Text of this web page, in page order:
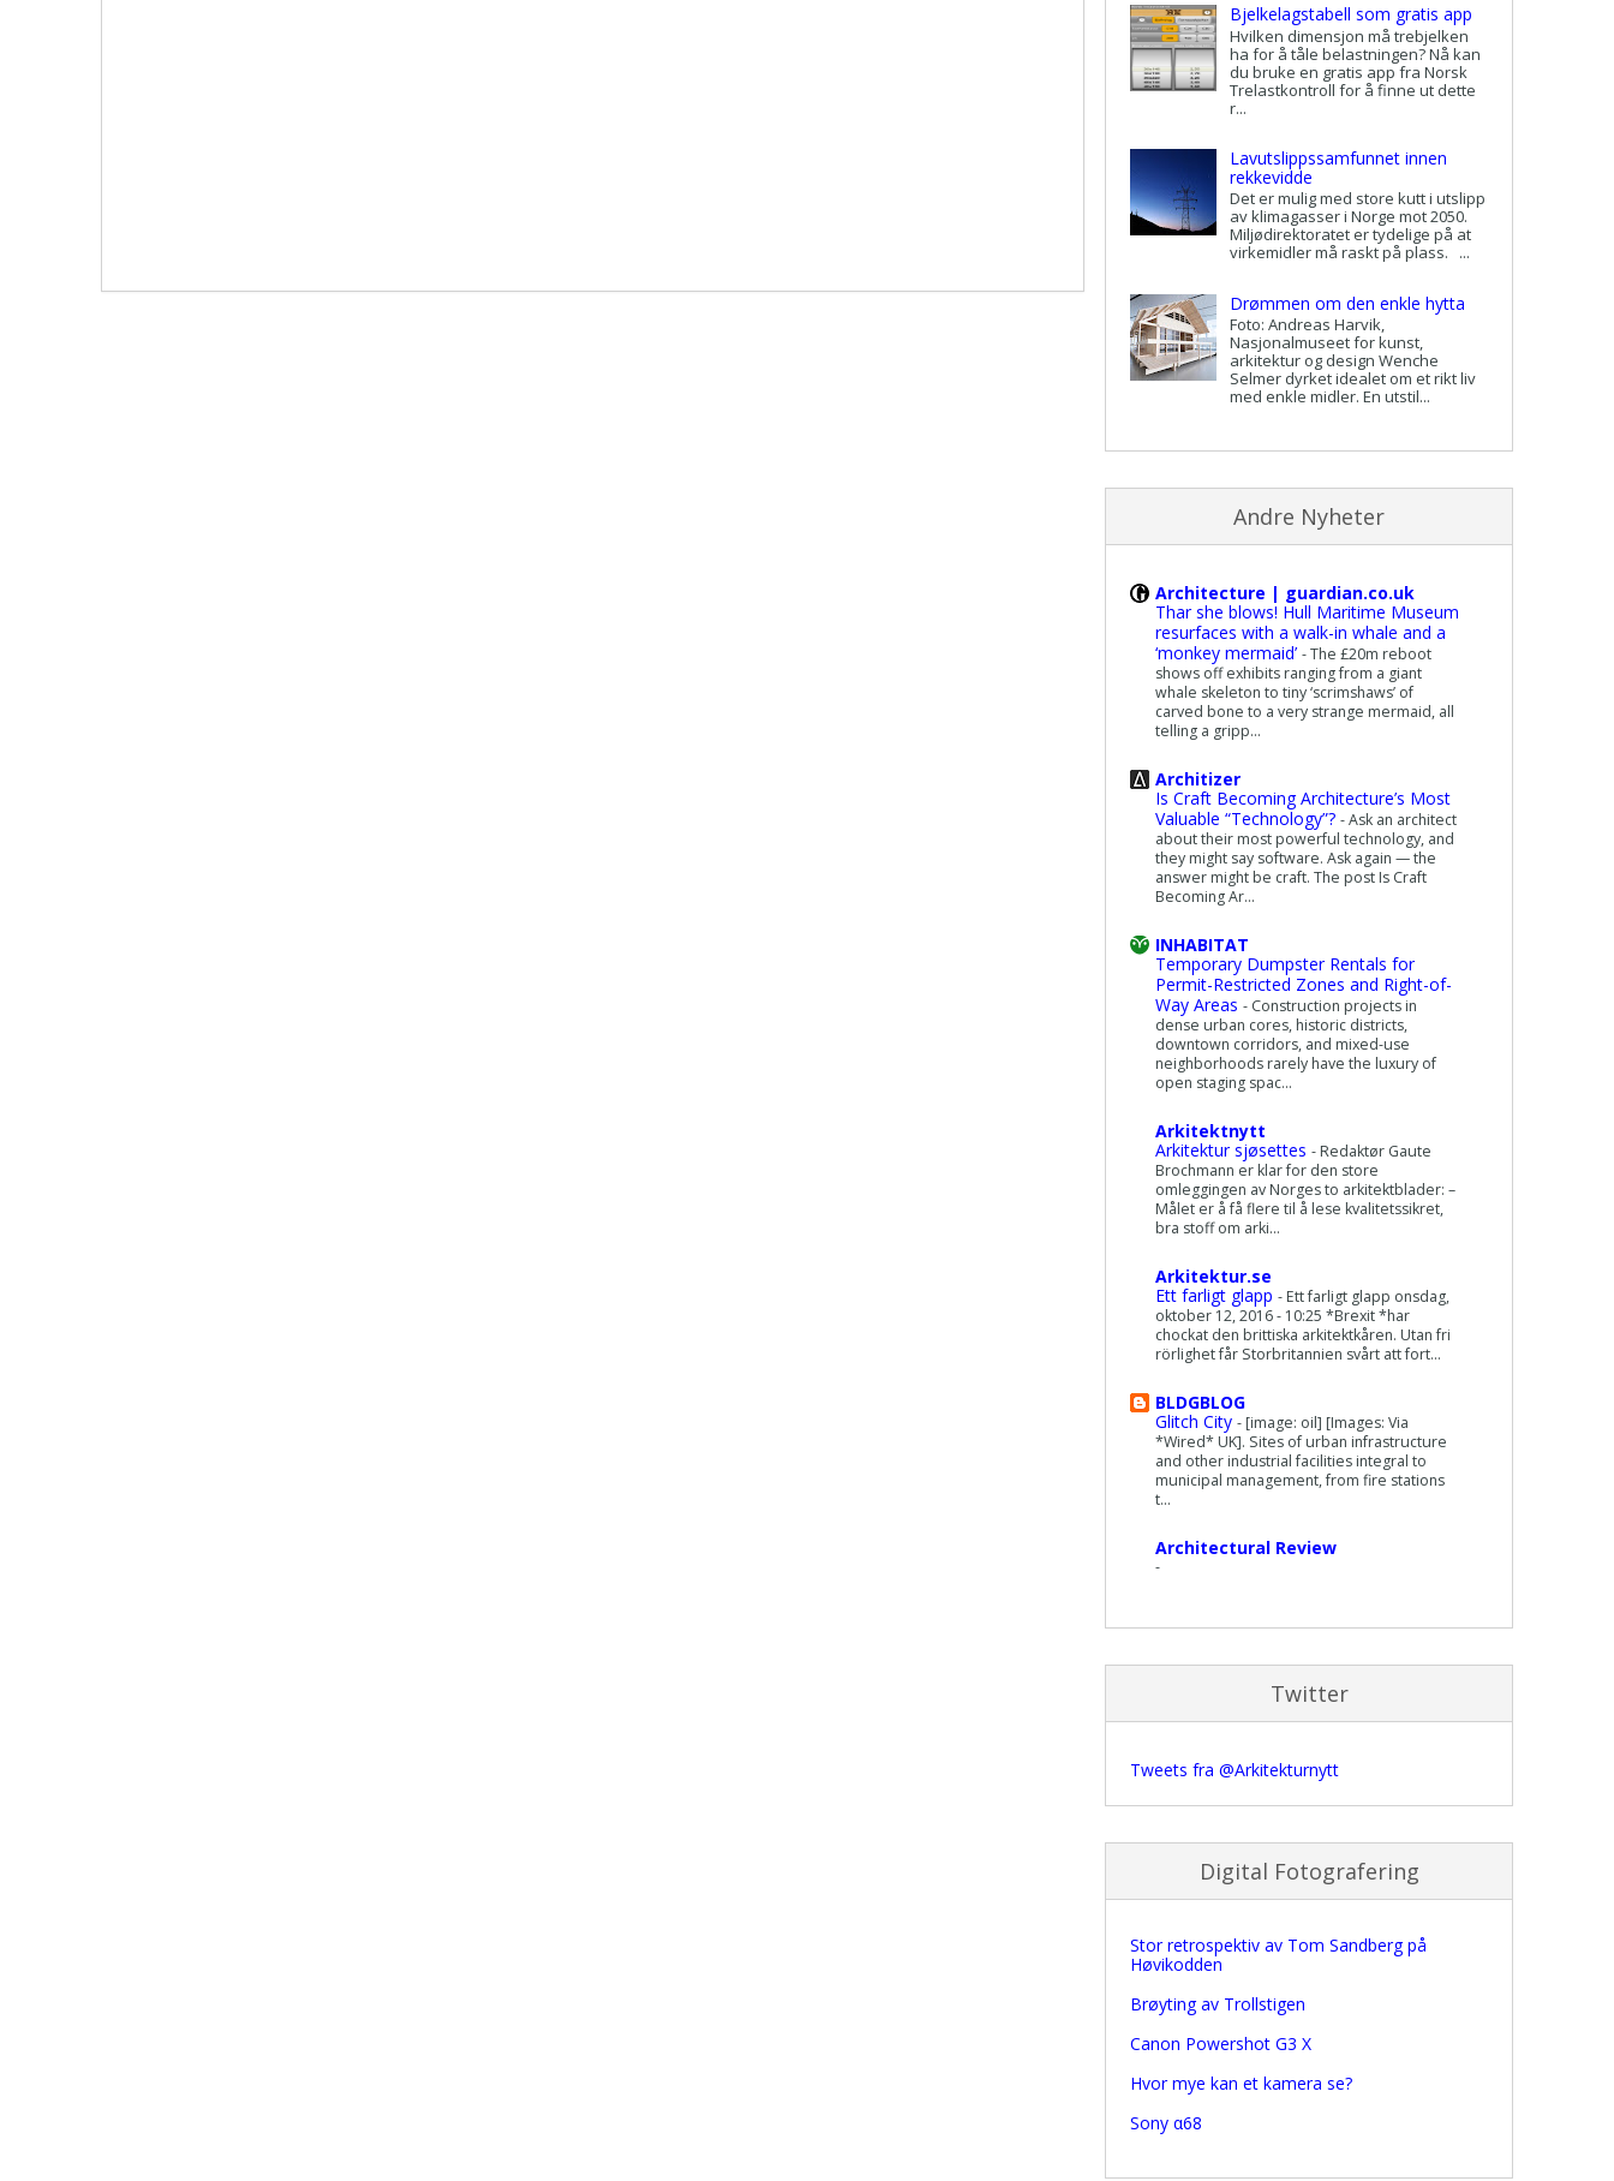
Bjelkelagstabell som gratis app
Hvilken dimensjon må trebjelken
ha for å tåle belastningen? Nå kan
du bruke en gratis app fra Norsk
Trelastkontroll for å finne ut dette
r...
Lavutslippssamfunnet innen
rekkevidde
Det er mulig med store kutt i utslipp
av klimagasser i Norge mot 2050.
Miljødirektoratet er tydelige på at
virkemidler må raskt på plass. ...
Drømmen om den enkle hytta
Foto: Andreas Harvik,
Nasjonalmuseet for kunst,
arkitektur og design Wenche
Selmer dyrket idealet om et rikt liv
med enkle midler. En utstil...
Andre Nyheter
Architecture | guardian.co.uk
Thar she blows! Hull Maritime Museum
resurfaces with a walk-in whale and a
‘monkey mermaid’ -The £20m reboot
shows off exhibits ranging from a giant
whale skeleton to tiny ‘scrimshaws’ of
carved bone to a very strange mermaid, all
telling a gripp...
Architizer
Is Craft Becoming Architecture’s Most
Valuable “Technology”? -Ask an architect
about their most powerful technology, and
they might say software. Ask again — the
answer might be craft. The post Is Craft
Becoming Ar...
INHABITAT
Temporary Dumpster Rentals for
Permit-Restricted Zones and Right-of-
Way Areas - Construction projects in
dense urban cores, historic districts,
downtown corridors, and mixed-use
neighborhoods rarely have the luxury of
open staging spac...
Arkitektnytt
Arkitektur sjøsettes - Redaktør Gaute
Brochmann er klar for den store
omleggingen av Norges to arkitektblader: –
Målet er å få flere til å lese kvalitetssikret,
bra stoff om arki...
Arkitektur.se
Ett farligt glapp - Ett farligt glapp onsdag,
oktober 12, 2016 - 10:25 *Brexit *har
chockat den brittiska arkitektkåren. Utan fri
rörlighet får Storbritannien svårt att fort...
BLDGBLOG
Glitch City - [image: oil] [Images: Via
*Wired* UK]. Sites of urban infrastructure
and other industrial facilities integral to
municipal management, from fire stations
t...
Architectural Review
-
Twitter
Tweets fra @Arkitekturnytt
Digital Fotografering
Stor retrospektiv av Tom Sandberg på
Høvikodden
Brøyting av Trollstigen
Canon Powershot G3 X
Hvor mye kan et kamera se?
Sony α68